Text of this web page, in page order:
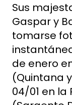
Sus
Gaspar y
tomarse
de enero
(Quintana
04/01 en la